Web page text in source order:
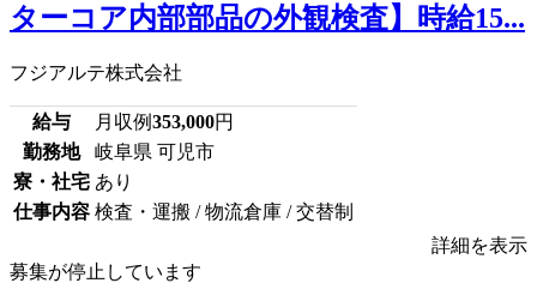
ターコア内部部品の外観検査】時給15...
フジアルテ株式会社
給与 月収例353,000円
勤務地
岐阜県 可児市
寮・社宅 あり
仕事内容 検査・運搬 / 物流倉庫 / 交替制
詳細を表示
募集が停止しています